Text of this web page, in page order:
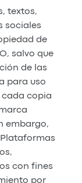
textos,
sociales
de
salvo que
de las
para uso
cada copia
embargo,
con fines
por